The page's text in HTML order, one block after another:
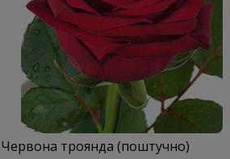
Червона троянда (поштучно)